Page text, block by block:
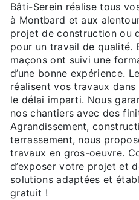
Bâti-Serein réalise tous vos travaux de gros-oeuvre
à Montbard et aux
projet de construction ou
pour un travail de qualité.
maçons ont suivi une
d’une bonne expérience.
réalisent vos travaux
le délai imparti. Nous
nos chantiers avec des
Agrandissement,
terrassement, nous
travaux en gros-oeuvre.
d’exposer votre projet et
solutions adaptées et
gratuit !